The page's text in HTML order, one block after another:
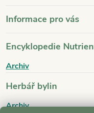
Informace pro vás
Encyklopedie
Archiv
Herbář bylin
Archiv